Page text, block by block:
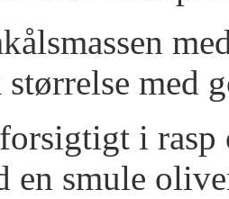
med
i rasp
en smule